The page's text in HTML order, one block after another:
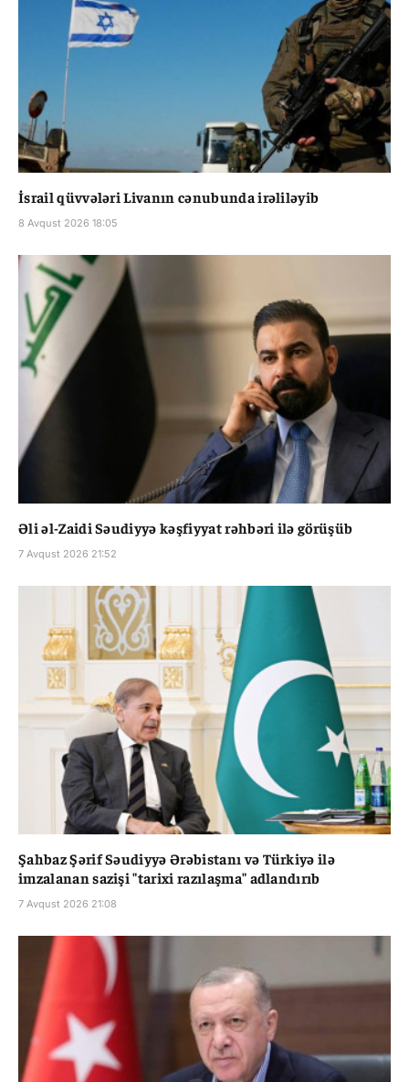
İsrail qüvvələri Livanın cənubunda irəliləyib
8 Avqust 2026 18:05
Əli əl-Zaidi Səudiyyə kəşfiyyat rəhbəri ilə görüşüb
7 Avqust 2026 21:52
Şahbaz Şərif Səudiyyə Ərəbistanı və Türkiyə ilə
imzalanan sazişi "tarixi razılaşma" adlandırıb
7 Avqust 2026 21:08